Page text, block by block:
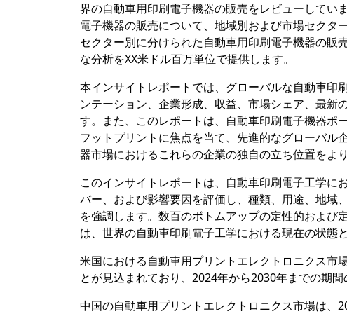
界の自動車用印刷電子機器の販売をレビューしてい
電子機器の販売について、地域別および市場セク
セクター別に分けられた自動車用印刷電子機器の販
な分析をXX米ドル百万単位で提供します。
本インサイトレポートでは、グローバルな自動車印
ンテーション、企業形成、収益、市場シェア、最新
す。また、このレポートは、自動車印刷電子機器ポ
フットプリントに焦点を当て、先進的なグローバ
器市場におけるこれらの企業の独自の立ち位置をよ
このインサイトレポートは、自動車印刷電子工学に
バー、および影響要因を評価し、種類、用途、地域
を強調します。数百のボトムアップの定性的およ
は、世界の自動車印刷電子工学における現在の状態
米国における自動車用プリントエレクトロニクス市
とが見込まれており、2024年から2030年までの期間
中国の自動車用プリントエレクトロニクス市場は、